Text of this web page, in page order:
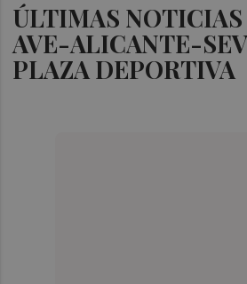
ÚLTIMAS NOTICIAS
AVE-ALICANTE-
PLAZA DEPORTIVA